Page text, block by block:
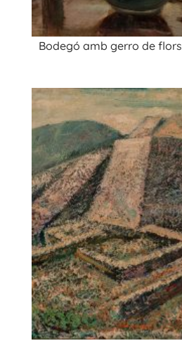
Bodegó amb gerro de flors